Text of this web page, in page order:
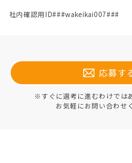
社内確認用ID###wakeikai007###
応募す
※すぐに選考に進むわけでは
お気軽にお問い合わせ